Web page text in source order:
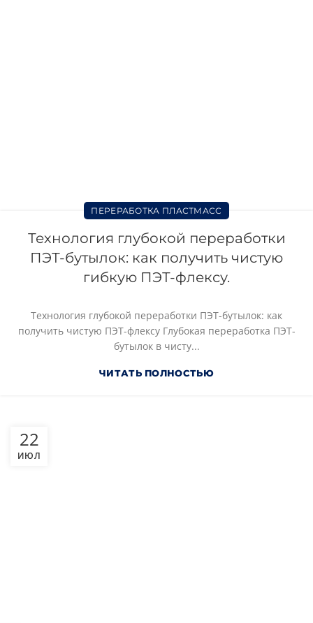
ПЕРЕРАБОТКА ПЛАСТМАСС
Технология глубокой переработки
ПЭТ-бутылок: как получить чистую
гибкую ПЭТ-флексу.
Технология глубокой переработки ПЭТ-бутылок: как
получить чистую ПЭТ-флексу Глубокая переработка ПЭТ-
бутылок в чисту...
ЧИТАТЬ ПОЛНОСТЬЮ
22
ИЮЛ